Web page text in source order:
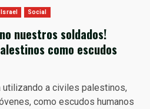
Israel Social
nuestros soldados!
como escudos
a civiles palestinos,
como escudos humanos